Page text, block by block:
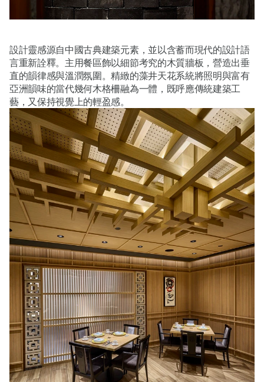
設計靈感源自中國古典建築元素，並以含蓄而現代的設計語
言重新詮釋。主用餐區飾以細節考究的木質牆板，營造出垂
直的韻律感與溫潤氛圍。精緻的藻井天花系統將照明與富有
亞洲韻味的當代幾何木格柵融為一體，既呼應傳統建築工
藝，又保持視覺上的輕盈感。